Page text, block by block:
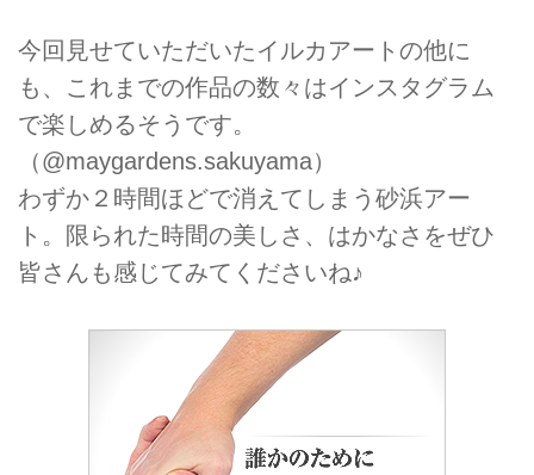
今回見せていただいたイルカアートの他に
も、これまでの作品の数々はインスタグラム
で楽しめるそうです。
（@maygardens.sakuyama）
わずか２時間ほどで消えてしまう砂浜アー
ト。限られた時間の美しさ、はかなさをぜひ
皆さんも感じてみてくださいね♪